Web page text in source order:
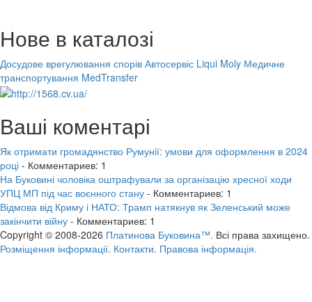
Нове в каталозі
Досудове врегулювання спорів Автосервіс Liqui Moly Медичне
транспортування MedTransfer
Ваші коментарі
Як отримати громадянство Румунії: умови для оформлення в 2024
році - Комментариев: 1
На Буковині чоловіка оштрафували за організацію хресної ходи
УПЦ МП під час воєнного стану - Комментариев: 1
Відмова від Криму і НАТО: Трамп натякнув як Зеленський може
закінчити війну - Комментариев: 1
Copyright © 2008-2026 Платинова Буковина™. Всі права захищено.
Розміщення інформації. Контакти. Правова інформація.